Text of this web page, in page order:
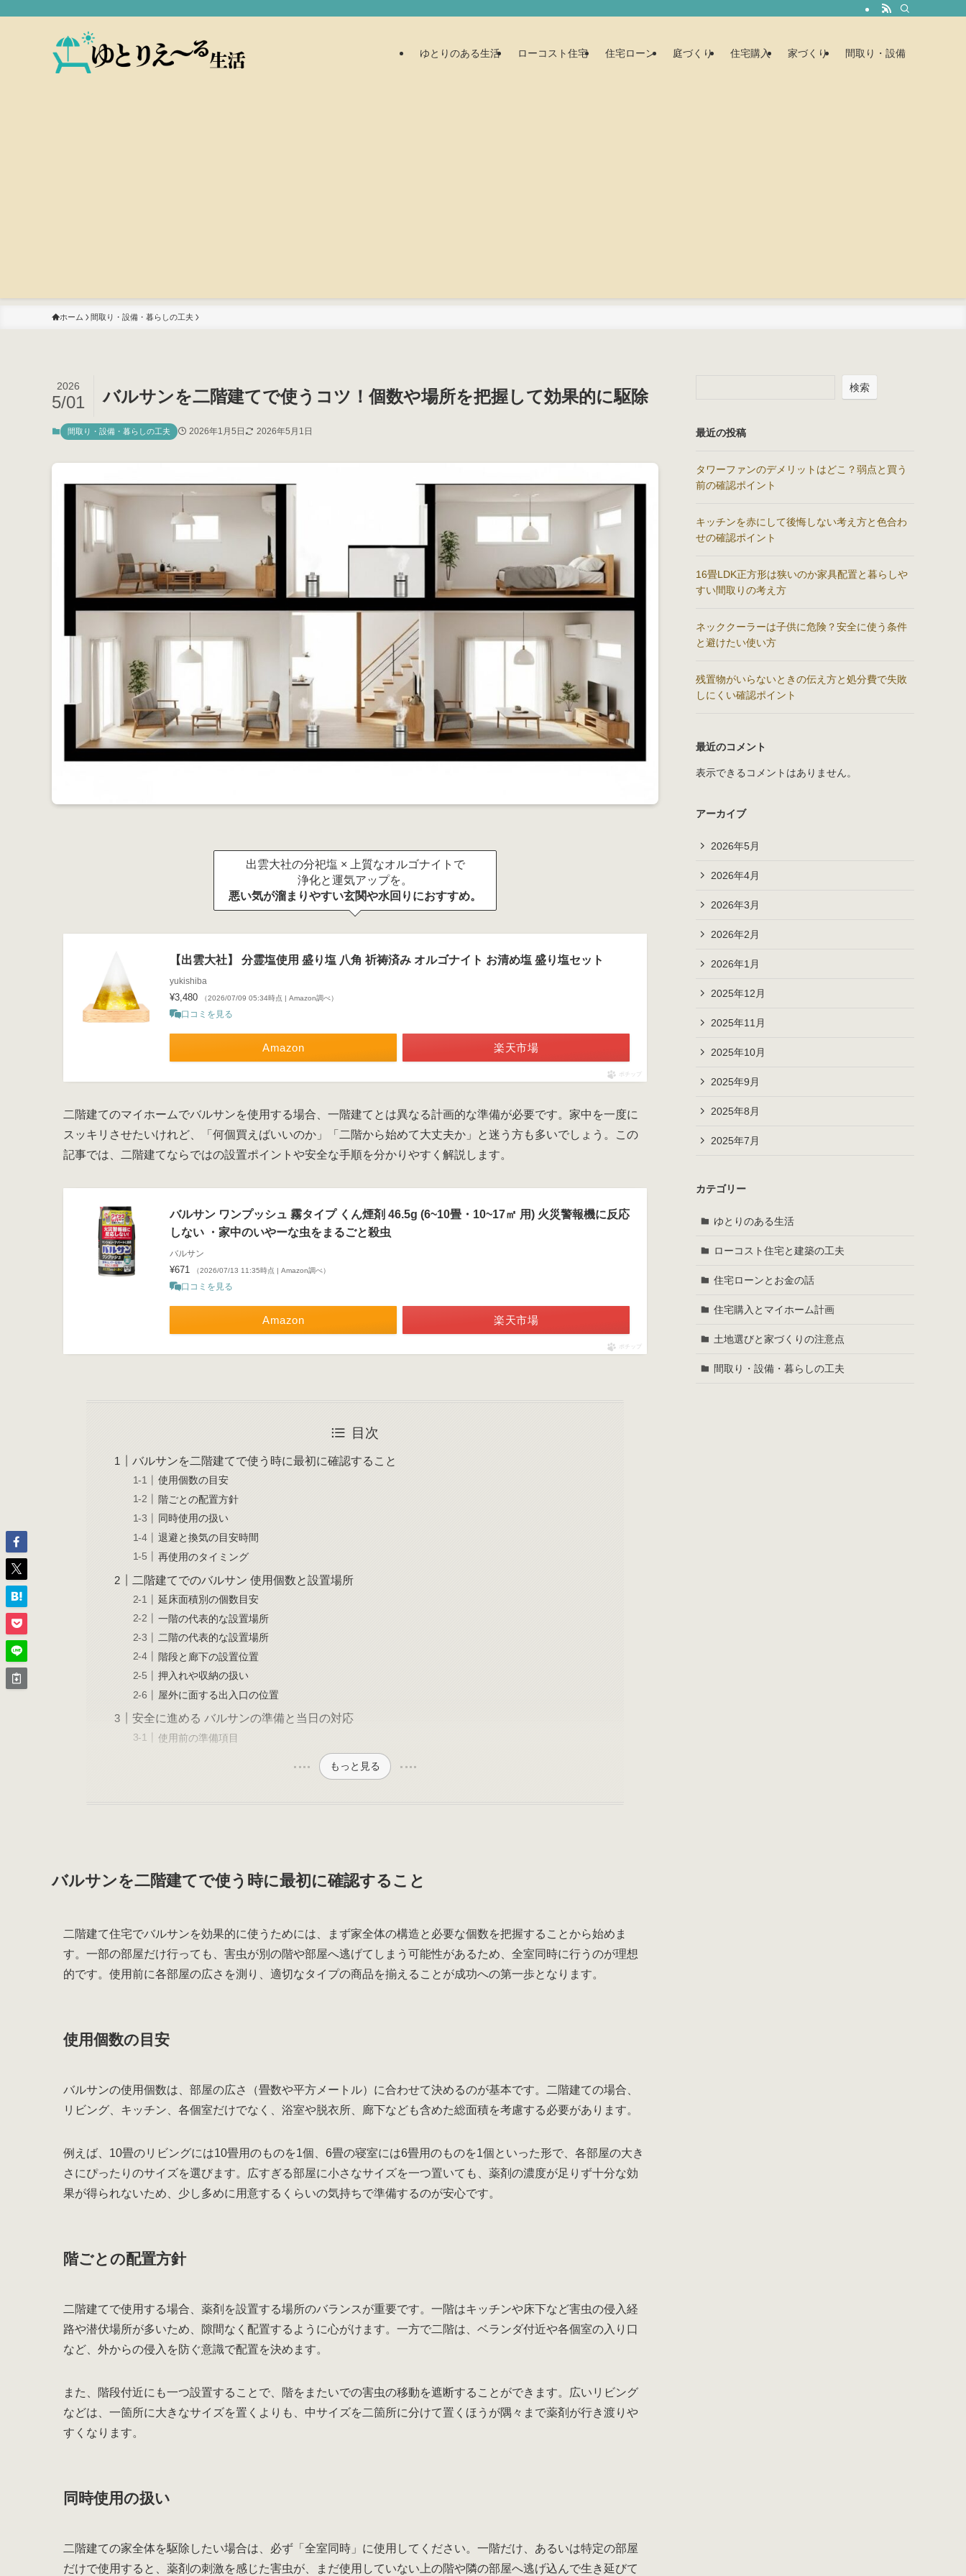
ゆとりのある生活 ローコスト住宅 住宅ローン 庭づくり 住宅購入 家づくり 間取り・設備
ホーム 間取り・設備・暮らしの工夫
バルサンを二階建てで使うコツ！個数や場所を把握して効果的に駆除
2026
5/01
間取り・設備・暮らしの工夫 2026年1月5日 2026年5月1日
出雲大社の分祀塩 × 上質なオルゴナイトで
浄化と運気アップを。
悪い気が溜まりやすい玄関や水回りにおすすめ。
【出雲大社】 分霊塩使用 盛り塩 八角 祈祷済み オルゴナイト お清め塩 盛り塩セット
yukishiba
¥3,480 （2026/07/09 05:34時点 | Amazon調べ）
口コミを見る
Amazon 楽天市場
ポチップ
二階建てのマイホームでバルサンを使用する場合、一階建てとは異なる計画的な準備が必要です。家中を一度に
スッキリさせたいけれど、「何個買えばいいのか」「二階から始めて大丈夫か」と迷う方も多いでしょう。この
記事では、二階建てならではの設置ポイントや安全な手順を分かりやすく解説します。
バルサン ワンプッシュ 霧タイプ くん煙剤 46.5g (6~10畳・10~17㎡ 用) 火災警報機に反応
しない ・家中のいやーな虫をまるごと殺虫
バルサン
¥671 （2026/07/13 11:35時点 | Amazon調べ）
口コミを見る
Amazon 楽天市場
ポチップ
目次
バルサンを二階建てで使う時に最初に確認すること
使用個数の目安
階ごとの配置方針
同時使用の扱い
退避と換気の目安時間
再使用のタイミング
二階建てでのバルサン 使用個数と設置場所
延床面積別の個数目安
一階の代表的な設置場所
二階の代表的な設置場所
階段と廊下の設置位置
押入れや収納の扱い
屋外に面する出入口の位置
安全に進める バルサンの準備と当日の対応
使用前の準備項目
もっと見る
バルサンを二階建てで使う時に最初に確認すること
二階建て住宅でバルサンを効果的に使うためには、まず家全体の構造と必要な個数を把握することから始めま
す。一部の部屋だけ行っても、害虫が別の階や部屋へ逃げてしまう可能性があるため、全室同時に行うのが理想
的です。使用前に各部屋の広さを測り、適切なタイプの商品を揃えることが成功への第一歩となります。
使用個数の目安
バルサンの使用個数は、部屋の広さ（畳数や平方メートル）に合わせて決めるのが基本です。二階建ての場合、
リビング、キッチン、各個室だけでなく、浴室や脱衣所、廊下なども含めた総面積を考慮する必要があります。
例えば、10畳のリビングには10畳用のものを1個、6畳の寝室には6畳用のものを1個といった形で、各部屋の大き
さにぴったりのサイズを選びます。広すぎる部屋に小さなサイズを一つ置いても、薬剤の濃度が足りず十分な効
果が得られないため、少し多めに用意するくらいの気持ちで準備するのが安心です。
階ごとの配置方針
二階建てで使用する場合、薬剤を設置する場所のバランスが重要です。一階はキッチンや床下など害虫の侵入経
路や潜伏場所が多いため、隙間なく配置するように心がけます。一方で二階は、ベランダ付近や各個室の入り口
など、外からの侵入を防ぐ意識で配置を決めます。
また、階段付近にも一つ設置することで、階をまたいでの害虫の移動を遮断することができます。広いリビング
などは、一箇所に大きなサイズを置くよりも、中サイズを二箇所に分けて置くほうが隅々まで薬剤が行き渡りや
すくなります。
同時使用の扱い
二階建ての家全体を駆除したい場合は、必ず「全室同時」に使用してください。一階だけ、あるいは特定の部屋
だけで使用すると、薬剤の刺激を感じた害虫が、まだ使用していない上の階や隣の部屋へ逃げ込んで生き延びて
検索
最近の投稿
タワーファンのデメリットはどこ？弱点と買う
前の確認ポイント
キッチンを赤にして後悔しない考え方と色合わ
せの確認ポイント
16畳LDK正方形は狭いのか家具配置と暮らしや
すい間取りの考え方
ネッククーラーは子供に危険？安全に使う条件
と避けたい使い方
残置物がいらないときの伝え方と処分費で失敗
しにくい確認ポイント
最近のコメント
表示できるコメントはありません。
アーカイブ
2026年5月
2026年4月
2026年3月
2026年2月
2026年1月
2025年12月
2025年11月
2025年10月
2025年9月
2025年8月
2025年7月
カテゴリー
ゆとりのある生活
ローコスト住宅と建築の工夫
住宅ローンとお金の話
住宅購入とマイホーム計画
土地選びと家づくりの注意点
間取り・設備・暮らしの工夫